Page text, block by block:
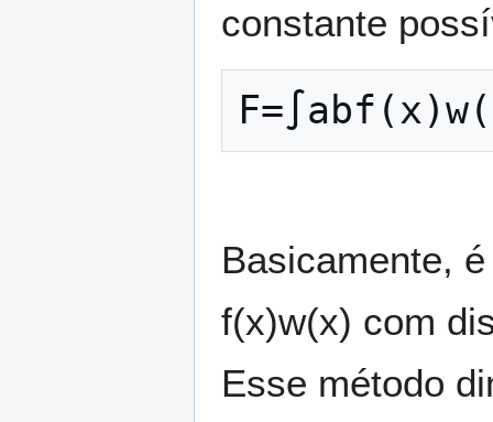
constante
F= a bf (x)w(
Basicamente,
f(x)w(x) com
Esse método